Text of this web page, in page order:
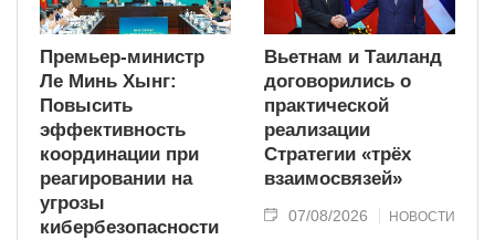
Премьер-министр
Ле Минь Хынг:
Повысить
эффективность
координации при
реагировании на
угрозы
кибербезопасности
Вьетнам и Таиланд
договорились о
практической
реализации
Стратегии «трёх
взаимосвязей»
07/08/2026 НОВОСТИ